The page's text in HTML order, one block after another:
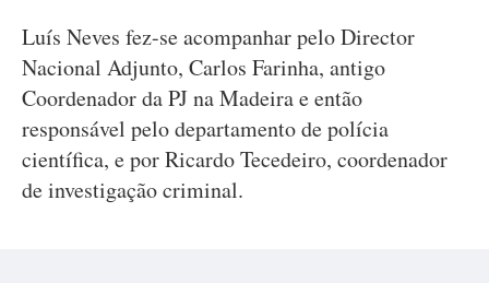
Luís Neves fez-se acompanhar pelo Director
Nacional Adjunto, Carlos Farinha, antigo
Coordenador da PJ na Madeira e então
responsável pelo departamento de polícia
científica, e por Ricardo Tecedeiro, coordenador
de investigação criminal.